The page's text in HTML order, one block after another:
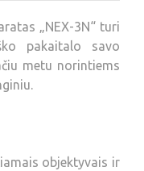
„NEX-3N“ turi
pakaitalo savo
metu norintiems
objektyvais ir